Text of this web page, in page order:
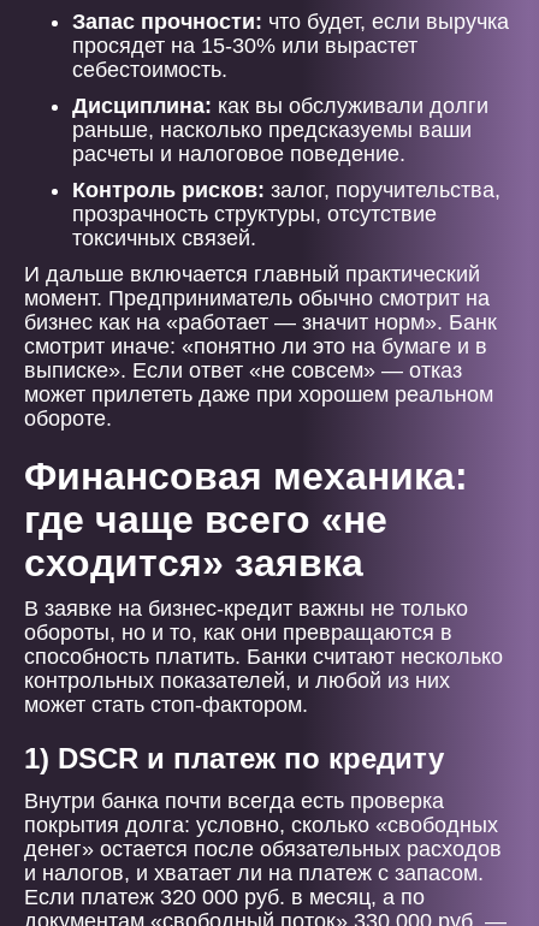
Запас прочности: что будет, если выручка
просядет на 15-30% или вырастет
себестоимость.
Дисциплина: как вы обслуживали долги
раньше, насколько предсказуемы ваши
расчеты и налоговое поведение.
Контроль рисков: залог, поручительства,
прозрачность структуры, отсутствие
токсичных связей.
И дальше включается главный практический
момент. Предприниматель обычно смотрит на
бизнес как на «работает — значит норм». Банк
смотрит иначе: «понятно ли это на бумаге и в
выписке». Если ответ «не совсем» — отказ
может прилететь даже при хорошем реальном
обороте.
Финансовая механика:
где чаще всего «не
сходится» заявка
В заявке на бизнес-кредит важны не только
обороты, но и то, как они превращаются в
способность платить. Банки считают несколько
контрольных показателей, и любой из них
может стать стоп-фактором.
1) DSCR и платеж по кредиту
Внутри банка почти всегда есть проверка
покрытия долга: условно, сколько «свободных
денег» остается после обязательных расходов
и налогов, и хватает ли на платеж с запасом.
Если платеж 320 000 руб. в месяц, а по